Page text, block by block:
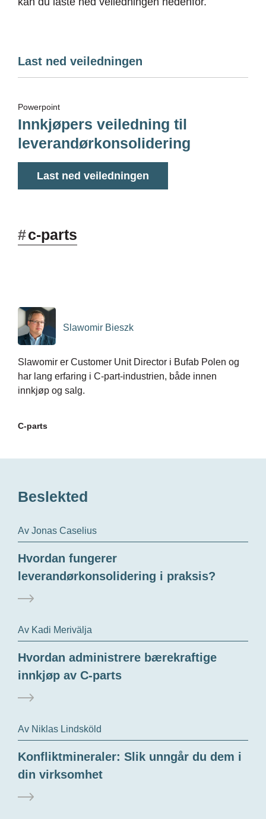
Last ned veiledningen
Powerpoint
Innkjøpers veiledning til
leverandørkonsolidering
Last ned veiledningen
#c-parts
Slawomir Bieszk
Slawomir er Customer Unit Director i Bufab Polen og
har lang erfaring i C-part-industrien, både innen
innkjøp og salg.
C-parts
Beslekted
Av Jonas Caselius
Hvordan fungerer
leverandørkonsolidering i praksis?
Av Kadi Merivälja
Hvordan administrere bærekraftige
innkjøp av C-parts
Av Niklas Lindsköld
Konfliktmineraler: Slik unngår du dem i
din virksomhet